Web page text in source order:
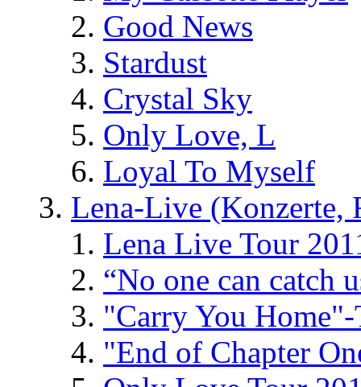
Good News
Stardust
Crystal Sky
Only Love, L
Loyal To Myself
Lena-Live (Konzerte,
Lena Live Tour
“No one can catch
"Carry You
"End of Chapter